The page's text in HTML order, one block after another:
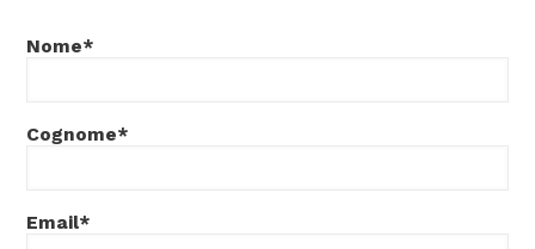
Nome*
Cognome*
Email*